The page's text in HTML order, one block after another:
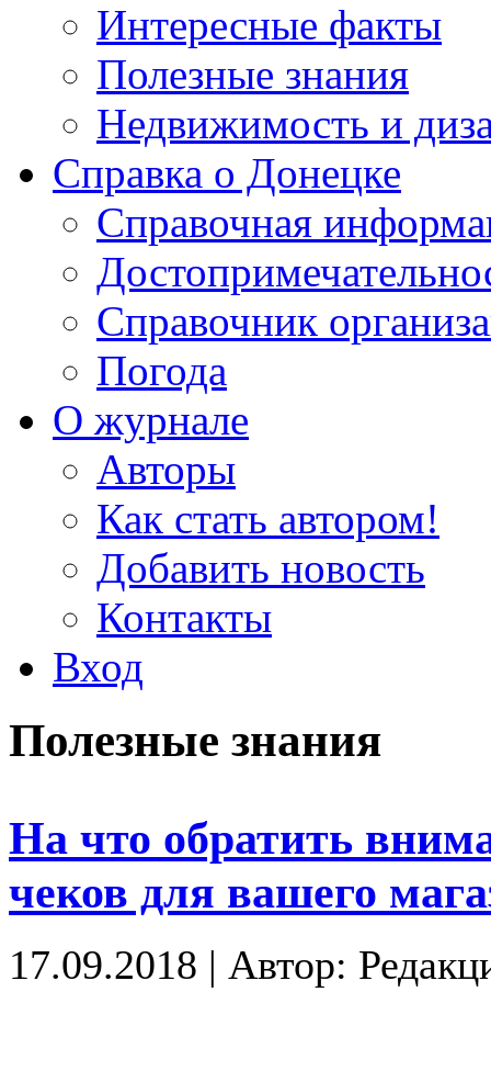
Интересные факты
Полезные знания
Недвижимость и
Справка о Донецке
Справочная
Справочник
Погода
О журнале
Авторы
Как стать автором!
Добавить новость
Контакты
Вход
Полезные знания
На что обратить
чеков для вашего
17.09.2018 | Автор: